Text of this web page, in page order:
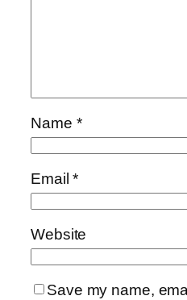
Name *
Email*
Website
Save my name,